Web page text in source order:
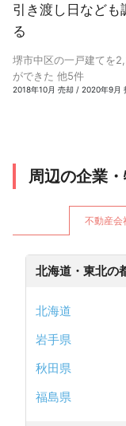
引き渡し日なども
る
堺市中区の一戸建てを
ができた 他5件
2018年10月 売却 / 2020年9月
周辺の企業
不動産会
北海道・東北の
北海道
岩手県
秋田県
福島県